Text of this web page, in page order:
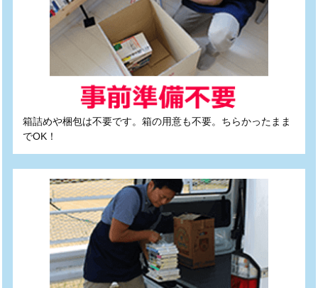
箱詰めや梱包は不要です。箱の用意も不要。ちらかったまま
でOK！